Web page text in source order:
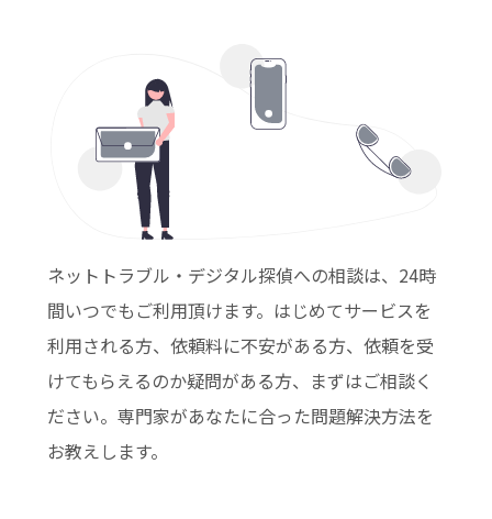
ネットトラブル・デジタル探偵への相談は、24時
間いつでもご利用頂けます。はじめてサービスを
利用される方、依頼料に不安がある方、依頼を受
けてもらえるのか疑問がある方、まずはご相談く
ださい。専門家があなたに合った問題解決方法を
お教えします。